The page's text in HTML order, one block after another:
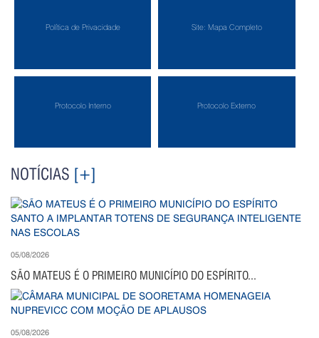
Política de Privacidade Site: Mapa Completo
Protocolo Interno Protocolo Externo
NOTÍCIAS [+]
05/08/2026
SÃO MATEUS É O PRIMEIRO MUNICÍPIO DO ESPÍRITO...
05/08/2026